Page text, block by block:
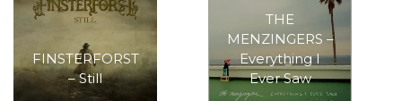
FINSTERFORST
– Still
THE
MENZINGERS –
Everything I
Ever Saw